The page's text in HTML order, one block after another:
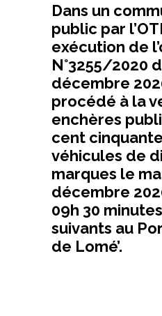
Dans un
public par
exécution de
N°3255/2020
décembre
procédé à la
enchères
cent
véhicules de
marques le
décembre
09h 30
suivants au
de Lomé’.